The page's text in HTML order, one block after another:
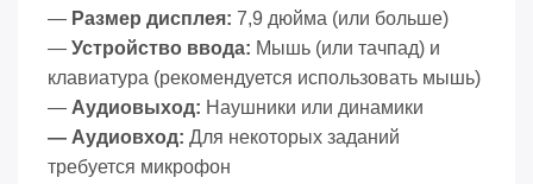
— Размер дисплея: 7,9 дюйма (или больше)
— Устройство ввода: Мышь (или тачпад) и
клавиатура (рекомендуется использовать мышь)
— Аудиовыход: Наушники или динамики
— Аудиовход: Для некоторых заданий
требуется микрофон